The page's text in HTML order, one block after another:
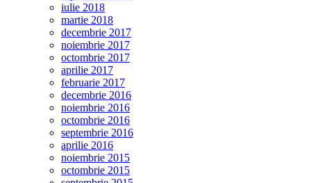
iulie 2018
martie 2018
decembrie 2017
noiembrie 2017
octombrie 2017
aprilie 2017
februarie 2017
decembrie 2016
noiembrie 2016
octombrie 2016
septembrie 2016
aprilie 2016
noiembrie 2015
octombrie 2015